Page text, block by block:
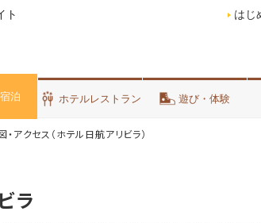
ト はじ
泊 ホテルレストラン 遊び・体験
・アクセス（ホテル日航アリビラ）
ラ